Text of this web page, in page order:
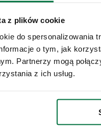
z plików cookie
do spersonalizowania
o tym, jak
Partnerzy mogą
z ich usług.